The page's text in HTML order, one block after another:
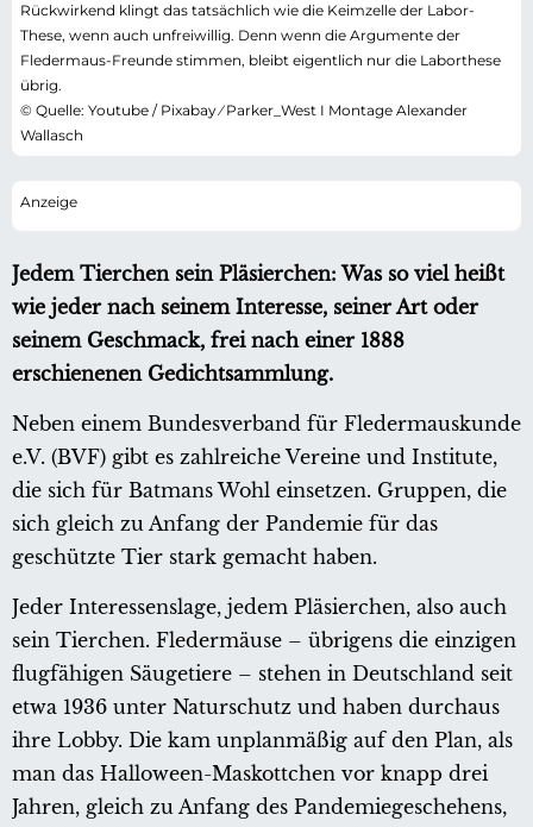
Rückwirkend klingt das tatsächlich wie die Keimzelle der Labor-
These, wenn auch unfreiwillig. Denn wenn die Argumente der
Fledermaus-Freunde stimmen, bleibt eigentlich nur die Laborthese
übrig.
© Quelle: Youtube / Pixabay ⁄ Parker_West I Montage Alexander
Wallasch
Jedem Tierchen sein Pläsierchen: Was so viel heißt
wie jeder nach seinem Interesse, seiner Art oder
seinem Geschmack, frei nach einer 1888
erschienenen Gedichtsammlung.
Neben einem Bundesverband für Fledermauskunde
e.V. (BVF) gibt es zahlreiche Vereine und Institute,
die sich für Batmans Wohl einsetzen. Gruppen, die
sich gleich zu Anfang der Pandemie für das
geschützte Tier stark gemacht haben.
Jeder Interessenslage, jedem Pläsierchen, also auch
sein Tierchen. Fledermäuse – übrigens die einzigen
flugfähigen Säugetiere – stehen in Deutschland seit
etwa 1936 unter Naturschutz und haben durchaus
ihre Lobby. Die kam unplanmäßig auf den Plan, als
man das Halloween-Maskottchen vor knapp drei
Jahren, gleich zu Anfang des Pandemiegeschehens,